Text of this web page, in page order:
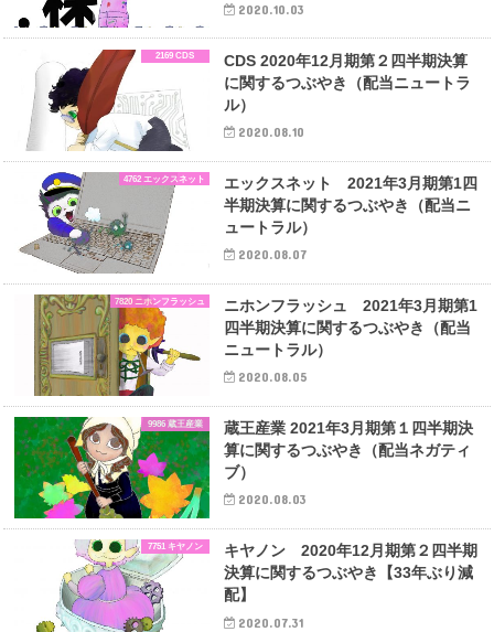
2020.10.03
2169 CDS
CDS 2020年12月期第２四半期決算
に関するつぶやき（配当ニュートラ
ル）
2020.08.10
4762 エックスネット
エックスネット 2021年3月期第1四
半期決算に関するつぶやき（配当ニ
ュートラル）
2020.08.07
7820 ニホンフラッシュ
ニホンフラッシュ 2021年3月期第1
四半期決算に関するつぶやき（配当
ニュートラル）
2020.08.05
9986 蔵王産業
蔵王産業 2021年3月期第１四半期決
算に関するつぶやき（配当ネガティ
ブ）
2020.08.03
7751 キヤノン
キヤノン 2020年12月期第２四半期
決算に関するつぶやき【33年ぶり減
配】
2020.07.31